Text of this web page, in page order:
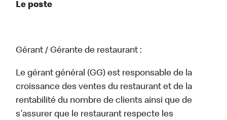
Le poste
Gérant / Gérante de restaurant :
Le gérant général (GG) est responsable de la
croissance des ventes du restaurant et de la
rentabilité du nombre de clients ainsi que de
s'assurer que le restaurant respecte les